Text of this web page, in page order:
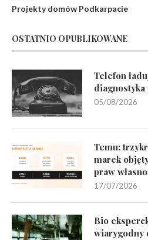
Projekty domów Podkarpacie
OSTATNIO OPUBLIKOWANE
Telefon
05/08/2026
Temu:
marek
praw
17/07/2026
Bio
wiarygodny